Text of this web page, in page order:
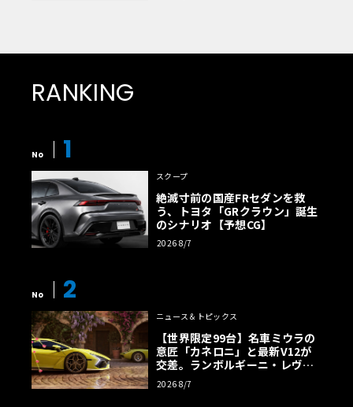
RANKING
No 1
スクープ
絶滅寸前の国産FRセダンを救
う、トヨタ「GRクラウン」誕生
のシナリオ【予想CG】
2026 8/7
No 2
ニュース＆トピックス
【世界限定99台】名車ミウラの
意匠「カネロニ」と最新V12が
交差。ランボルギーニ・レヴエ
ルトに60周年記念車が登場
2026 8/7